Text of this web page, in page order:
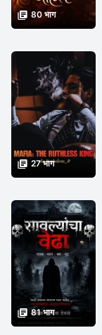
 80 भाग
 27 भाग
 81 भाग